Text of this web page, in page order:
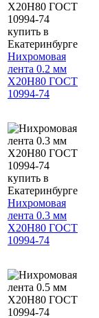
Нихромовая
лента 0.2 мм
Х20Н80 ГОСТ
10994-74
Нихромовая
лента 0.3 мм
Х20Н80 ГОСТ
10994-74